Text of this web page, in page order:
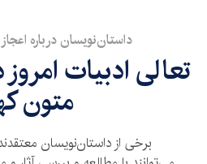
داستان‌نویسان درباره
تعالی ادبیات
متون
برخی از داستان‌نویسان